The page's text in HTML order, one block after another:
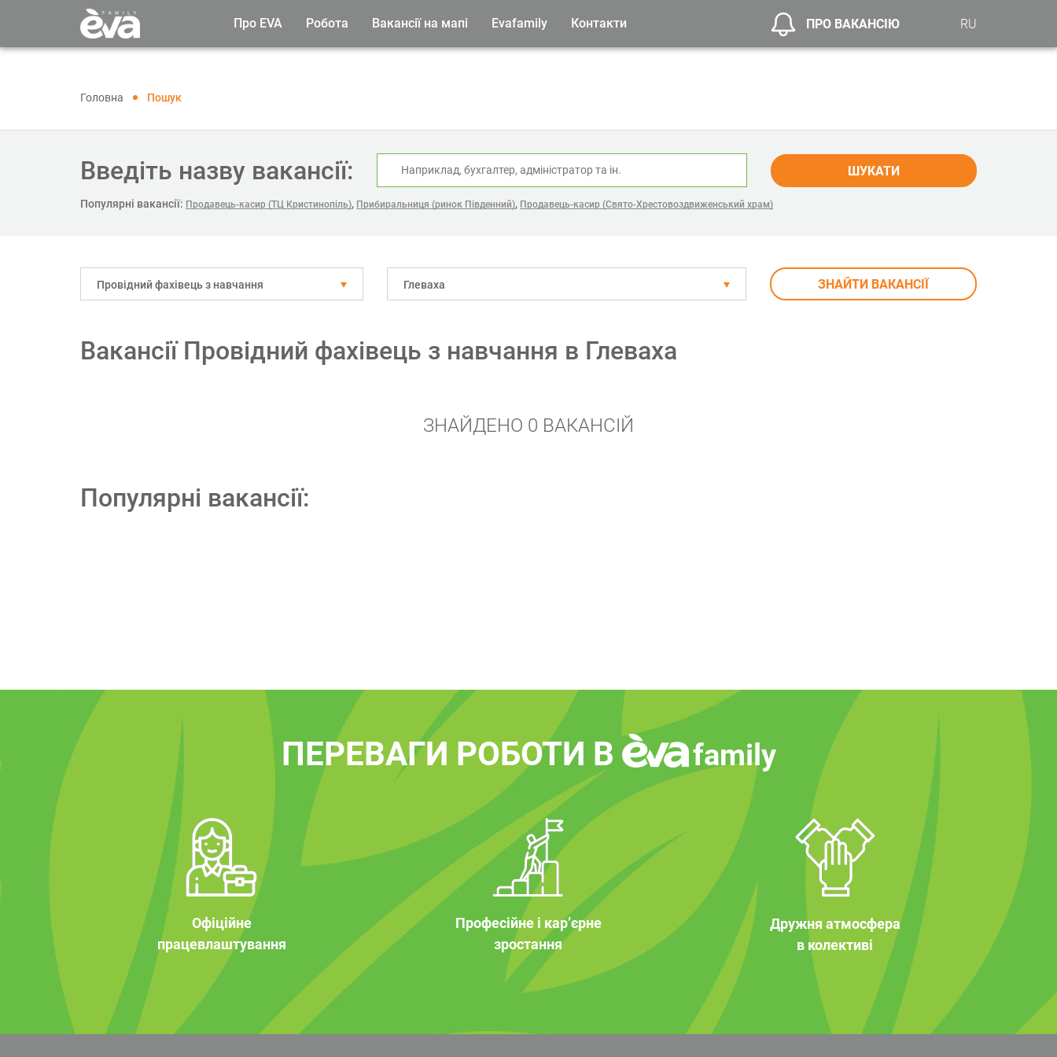
Про EVA Робота Вакансії на мапі Evafamily Контакти ПРО ВАКАНСІЮ RU
Головна Пошук
Введіть назву вакансії: ШУКАТИ
Популярні вакансії: Продавець-касир (ТЦ Кристинопіль), Прибиральниця (ринок Південний), Продавець-касир (Свято-Хрестовоздвиженський храм)
Провідний фахівець з навчання Глеваха ЗНАЙТИ ВАКАНСІЇ
Вакансії Провідний фахівець з навчання в Глеваха
ЗНАЙДЕНО 0 ВАКАНСІЙ
Популярні вакансії:
ПЕРЕВАГИ РОБОТИ В family
Офіційне
працевлаштування
Професійне і кар’єрне
зростання
Дружня атмосфера
в колективі